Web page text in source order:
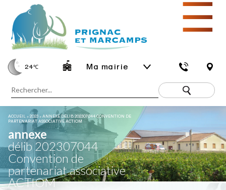
24℃ Ma mairie
☰
ACCUEIL »2023 »ANNEXE DÉLIB 202307044 CONVENTION DE
PARTENARIAT ASSOCIATIVE ACTIOM
annexe
délib 202307044
Convention de
partenariat associative
ACTIOM